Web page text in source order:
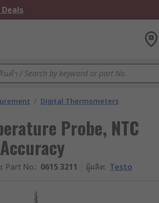
/ Digital Thermometers
Probe, NTC
Part No.: 0615 3211 ผู้ผลิต: Testo